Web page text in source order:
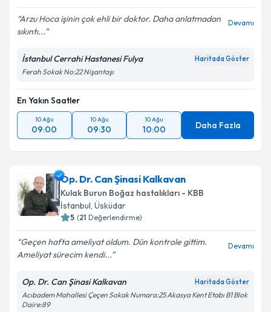
Arzu Hoca işinin çok ehli bir doktor. Daha anlatmadan
sıkıntı...
Devamı
İstanbul Cerrahi Hastanesi Fulya Haritada Göster
Ferah Sokak No:22 Nişantaşı
En Yakın Saatler
10 Ağu
09:00
10 Ağu
09:30
10 Ağu
10:00 Daha Fazla
Op. Dr. Can Şinasi Kalkavan
Kulak Burun Boğaz hastalıkları - KBB
İstanbul, Üsküdar
5 (21 Değerlendirme)
Geçen hafta ameliyat oldum. Dün kontrole gittim.
Ameliyat sürecim kendi...
Devamı
Op. Dr. Can Şinasi Kalkavan Haritada Göster
Acıbadem Mahallesi Çeçen Sokak Numara:25 Akasya Kent Etabı B1 Blok
Daire:89